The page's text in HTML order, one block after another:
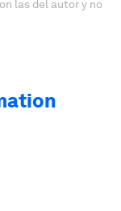
las del autor y no